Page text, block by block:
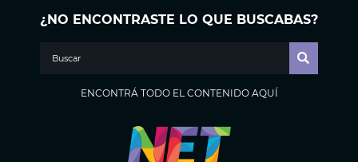
¿NO ENCONTRASTE LO QUE BUSCABAS?
ENCONTRÁ TODO EL CONTENIDO AQUÍ